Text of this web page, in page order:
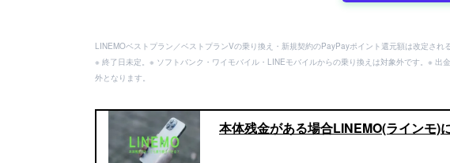
LINEMOベストプラン／ベストプランVの乗り換え・新規契約のPayPayポイント還元額は改定され
※ 終了日未定。※ ソフトバンク・ワイモバイル・LINEモバイルからの乗り換えは対象外です。※
外となります。
本体残金がある場合LINEMO(ラインモ)